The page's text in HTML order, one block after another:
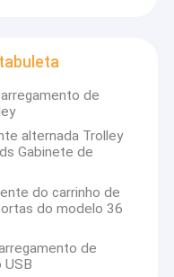
de
alternada Trolley
Gabinete de
do carrinho de
do modelo 36
de